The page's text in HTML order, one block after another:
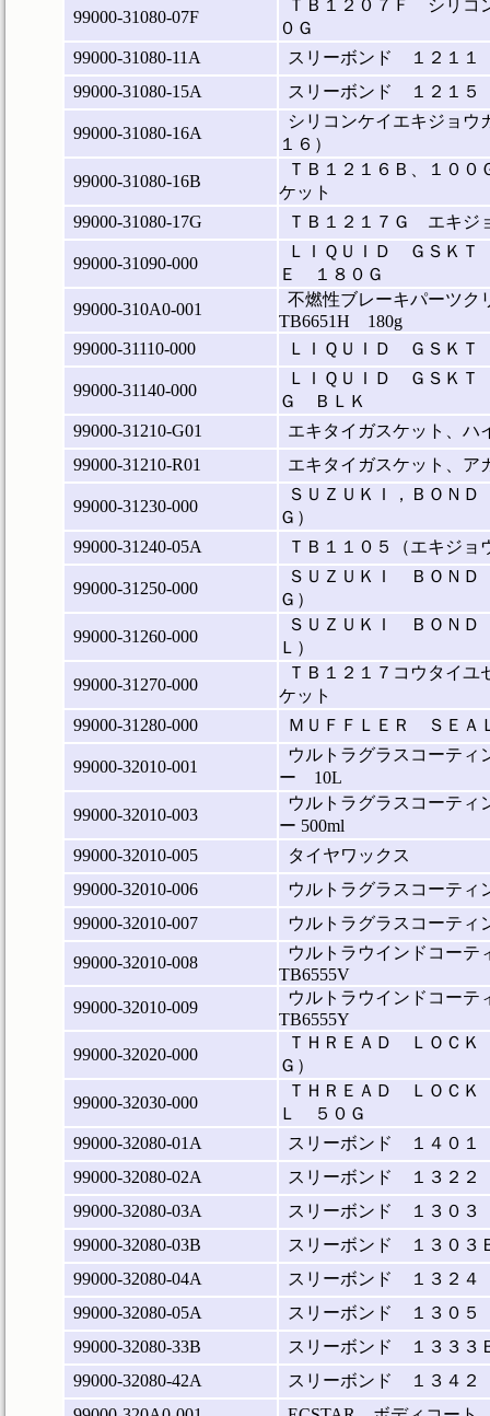
99000-31080-07F
ＴＢ１２０７Ｆ シリコ
０Ｇ
99000-31080-11A
スリーボンド １２１１
99000-31080-15A
スリーボンド １２１５
99000-31080-16A
シリコンケイエキジョウ
１６）
99000-31080-16B
ＴＢ１２１６Ｂ、１００
ケット
99000-31080-17G
ＴＢ１２１７Ｇ エキジ
99000-31090-000
ＬＩＱＵＩＤ ＧＳＫ
Ｅ １８０Ｇ
99000-310A0-001
不燃性ブレーキパーツ
TB6651H 180g
99000-31110-000
ＬＩＱＵＩＤ ＧＳＫ
99000-31140-000
ＬＩＱＵＩＤ ＧＳＫ
Ｇ ＢＬＫ
99000-31210-G01
エキタイガスケット、ハ
99000-31210-R01
エキタイガスケット、ア
99000-31230-000
ＳＵＺＵＫＩ，ＢＯＮ
Ｇ）
99000-31240-05A
ＴＢ１１０５（エキジョ
99000-31250-000
ＳＵＺＵＫＩ ＢＯＮＤ
Ｇ）
99000-31260-000
ＳＵＺＵＫＩ ＢＯＮＤ
Ｌ）
99000-31270-000
ＴＢ１２１７コウタイユ
ケット
99000-31280-000
ＭＵＦＦＬＥＲ ＳＥ
99000-32010-001
ウルトラグラスコーティ
ー 10L
99000-32010-003
ウルトラグラスコーティ
ー 500ml
99000-32010-005
タイヤワックス
99000-32010-006
ウルトラグラスコーティ
99000-32010-007
ウルトラグラスコーティ
99000-32010-008
ウルトラウインドコーテ
TB6555V
99000-32010-009
ウルトラウインドコーテ
TB6555Y
99000-32020-000
ＴＨＲＥＡＤ ＬＯＣ
Ｇ）
99000-32030-000
ＴＨＲＥＡＤ ＬＯＣ
Ｌ ５０Ｇ
99000-32080-01A
スリーボンド １４０１
99000-32080-02A
スリーボンド １３２
99000-32080-03A
スリーボンド １３０３
99000-32080-03B
スリーボンド １３０３
99000-32080-04A
スリーボンド １３２
99000-32080-05A
スリーボンド １３０
99000-32080-33B
スリーボンド １３３３
99000-32080-42A
スリーボンド １３４